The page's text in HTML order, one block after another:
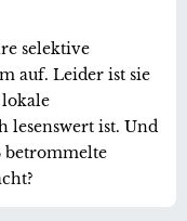
selektive
auf. Leider ist sie
lesenswert ist. Und
betrommelte